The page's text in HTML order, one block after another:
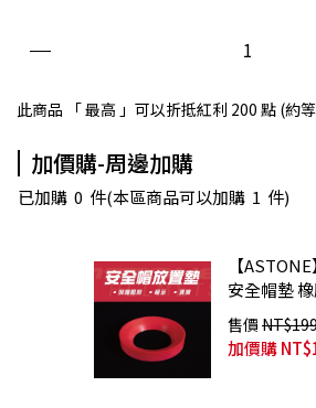
此商品 「 最高 」可以折抵紅利 200 點 (約
加價購-周邊加購
已加購 0 件(本區商品可以加購 1 件)
【
安全帽墊
展示墊 防滑
售價
加價購